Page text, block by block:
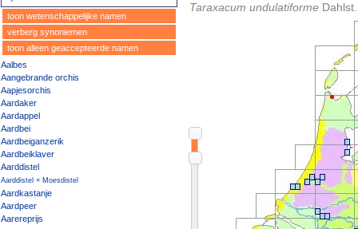
toon wetenschappelijke namen
verberg synoniemen
toon alleen geaccepteerde namen
Aalbes
Aangebrande orchis
Aapjesorchis
Aardaker
Aardappel
Aardbei
Aardbeiganzerik
Aardbeiklaver
Aarddistel
Aarddistel × Moesdistel
Aardkastanje
Aardpeer
Aarereprijs
Taraxacum undulatiforme Dahlst.